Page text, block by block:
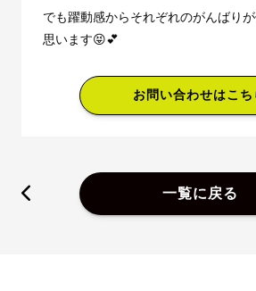
でも躍動感からそれぞれのがんばり
思います😝💕
お問い合わせはこち
一覧に戻る